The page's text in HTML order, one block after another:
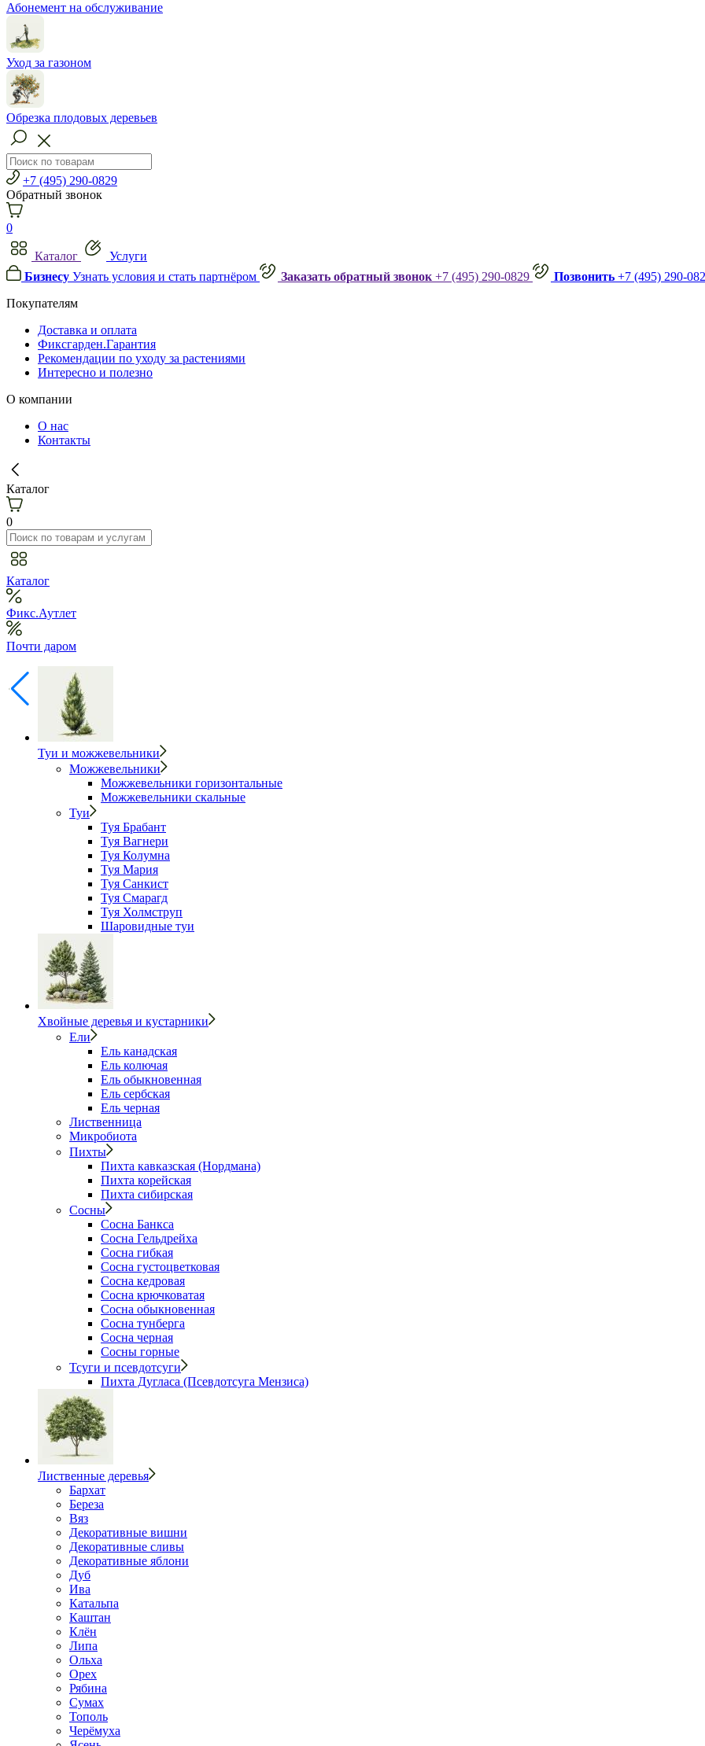
Абонемент на обслуживание
Уход за газоном
Обрезка плодовых деревьев
+7 (495) 290-0829
Обратный звонок
0
Каталог
Услуги
Бизнесу Узнать условия и стать партнёром Заказать обратный звонок +7 (495) 290-0829 Позвонить +7 (495) 290-
Покупателям
Доставка и оплата
Фиксгарден.Гарантия
Рекомендации по уходу за растениями
Интересно и полезно
О компании
О нас
Контакты
Каталог
0
Каталог
Фикс.Аутлет
Почти даром
Туи и можжевельники
Можжевельники
Можжевельники горизонтальные
Можжевельники скальные
Туи
Туя Брабант
Туя Вагнери
Туя Колумна
Туя Мария
Туя Санкист
Туя Смарагд
Туя Холмструп
Шаровидные туи
Хвойные деревья и кустарники
Ели
Ель канадская
Ель колючая
Ель обыкновенная
Ель сербская
Ель черная
Лиственница
Микробиота
Пихты
Пихта кавказская (Нордмана)
Пихта корейская
Пихта сибирская
Сосны
Сосна Банкса
Сосна Гельдрейха
Сосна гибкая
Сосна густоцветковая
Сосна кедровая
Сосна крючковатая
Сосна обыкновенная
Сосна тунберга
Сосна черная
Сосны горные
Тсуги и псевдотсуги
Пихта Дугласа (Псевдотсуга Мензиса)
Лиственные деревья
Бархат
Береза
Вяз
Декоративные вишни
Декоративные сливы
Декоративные яблони
Дуб
Ива
Катальпа
Каштан
Клён
Липа
Ольха
Орех
Рябина
Сумах
Тополь
Черёмуха